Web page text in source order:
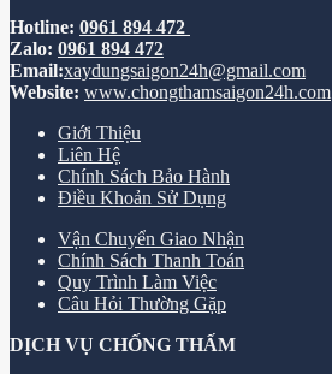
Hotline: 0961 894 472
Zalo: 0961 894 472
Email:xaydungsaigon24h@gmail.com
Website: www.chongthamsaigon24h.com
Giới Thiệu
Liên Hệ
Chính Sách Bảo Hành
Điều Khoản Sử Dụng
Vận Chuyển Giao Nhận
Chính Sách Thanh Toán
Quy Trình Làm Việc
Câu Hỏi Thường Gặp
DỊCH VỤ CHỐNG THẤM